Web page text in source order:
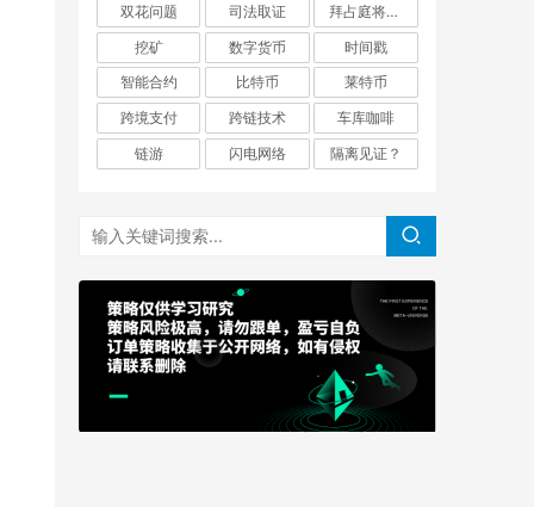
双花问题
司法取证
拜占庭将军问题
挖矿
数字货币
时间戳
智能合约
比特币
莱特币
跨境支付
跨链技术
车库咖啡
链游
闪电网络 隔离见证？